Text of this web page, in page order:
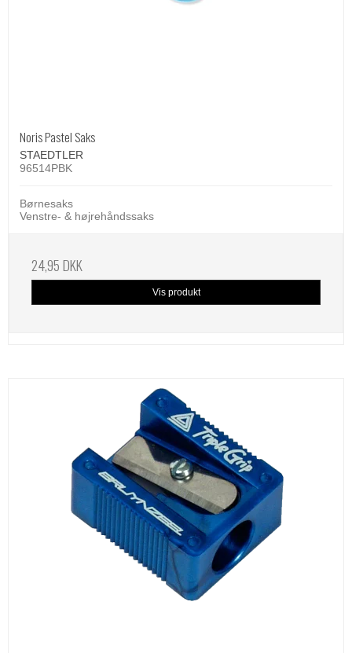
Noris Pastel Saks
STAEDTLER
96514PBK
Børnesaks
Venstre- & højrehåndssaks
24,95 DKK
Vis produkt